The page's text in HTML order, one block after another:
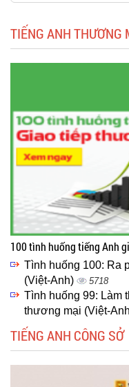
TIẾNG ANH THƯƠNG
100 tình huống tiếng Anh
Tình huống 100: Ra
(Việt-Anh)
5718
Tình huống 99: Làm
thương mại (Việt-
TIẾNG ANH CÔNG SỞ